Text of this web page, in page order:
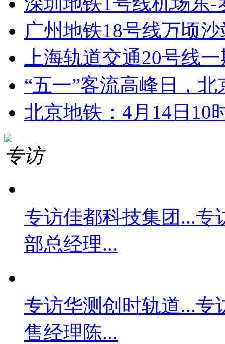
广州地铁18号线万顷
上海轨道交通20号线
“五一”客流高峰日，北
北京地铁：4月14日10
专访
专访佳都科技集团...专
部总经理...
专访华测创时轨道...专
售经理陈...